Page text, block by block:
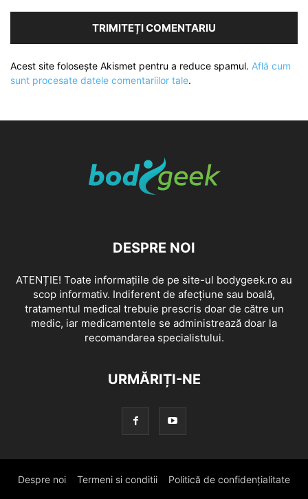
Acest site folosește Akismet pentru a reduce spamul. Află cum
sunt procesate datele comentariilor tale.
DESPRE NOI
ATENȚIE! Toate informațiile de pe site-ul bodygeek.ro au
scop informativ. Indiferent de afecțiune sau boală,
tratamentul medical trebuie prescris doar de către un
medic, iar medicamentele se administrează doar la
recomandarea specialistului.
URMĂRIȚI-NE
Despre noi Termeni si conditii Politică de confidențialitate